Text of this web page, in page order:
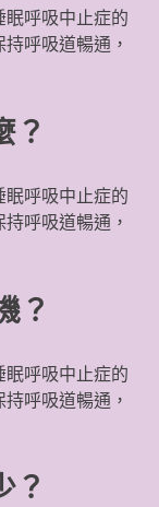
眠呼吸中止症的
呼吸道暢通，
？
眠呼吸中止症的
呼吸道暢通，
？
眠呼吸中止症的
呼吸道暢通，
？